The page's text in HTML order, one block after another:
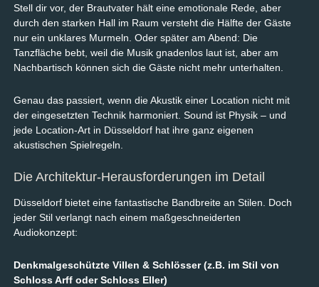
Stell dir vor, der Brautvater hält eine emotionale Rede, aber
durch den starken Hall im Raum versteht die Hälfte der Gäste
nur ein unklares Murmeln. Oder später am Abend: Die
Tanzfläche bebt, weil die Musik gnadenlos laut ist, aber am
Nachbartisch können sich die Gäste nicht mehr unterhalten.
Genau das passiert, wenn die Akustik einer Location nicht mit
der eingesetzten Technik harmoniert. Sound ist Physik – und
jede Location-Art in Düsseldorf hat ihre ganz eigenen
akustischen Spielregeln.
Die Architektur-Herausforderungen im Detail
Düsseldorf bietet eine fantastische Bandbreite an Stilen. Doch
jeder Stil verlangt nach einem maßgeschneiderten
Audiokonzept:
Denkmalgeschützte Villen & Schlösser (z.B. im Stil von
Schloss Arff oder Schloss Eller)